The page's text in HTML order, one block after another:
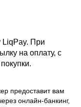
LiqPay. При
на оплату, с
предоставит вам
онлайн-банкинг,